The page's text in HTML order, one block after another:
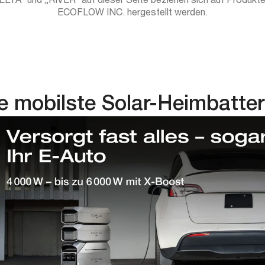
in
Ihrem
ECOFLOW INC. hergestellt werden.
mobilste Solar-